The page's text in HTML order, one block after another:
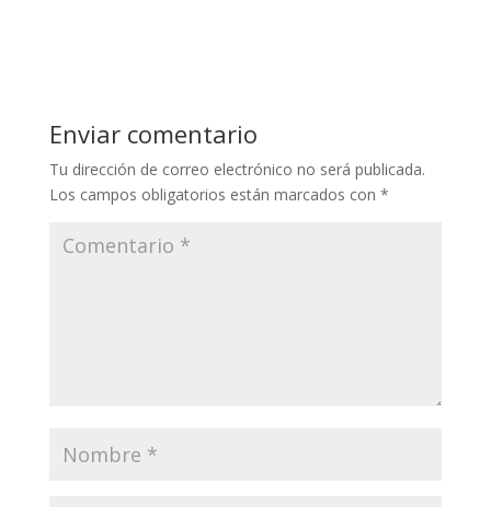
Enviar comentario
Tu dirección de correo electrónico no será publicada.
Los campos obligatorios están marcados con *